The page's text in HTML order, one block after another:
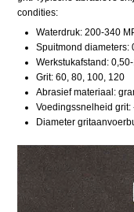
condities:
Waterdruk: 200-340
Spuitmond diameters:
Werkstukafstand:
Grit: 60, 80, 100, 120
Abrasief materiaal:
Voedingssnelheid grit:
Diameter